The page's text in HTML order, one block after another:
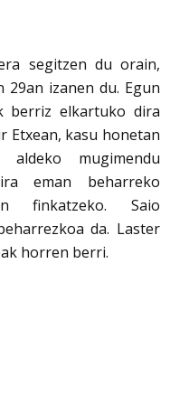
segitzen du orain,
29an izanen du. Egun
berriz elkartuko dira
Etxean, kasu honetan
aldeko mugimendu
eman beharreko
finkatzeko. Saio
da. Laster
horren berri.